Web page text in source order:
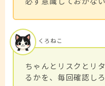
ちゃんとリスクとリ
るかを、毎回確認し
くろねこ